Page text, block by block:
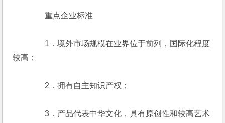
重点企业标准
1．境外市场规模在业界位于前列，国际化程度
较高；
2．拥有自主知识产权；
3．产品代表中华文化，具有原创性和较高艺术